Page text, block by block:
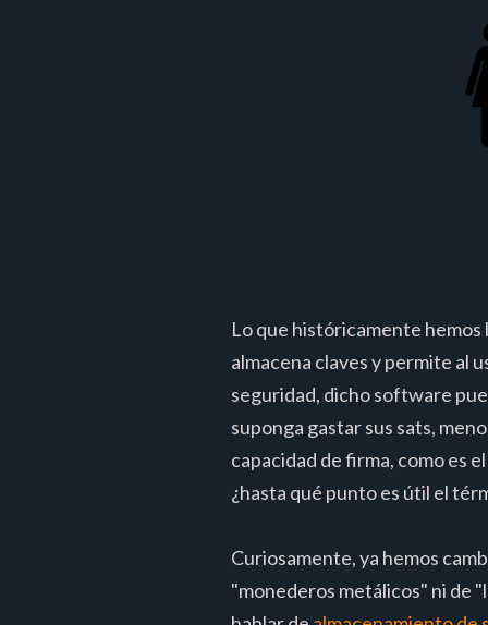
Lo que históricamente
almacena claves y permite al
seguridad, dicho software
suponga gastar sus sats,
capacidad de firma, como es
¿hasta qué punto es útil el
Curiosamente, ya hemos
"monederos metálicos" ni de